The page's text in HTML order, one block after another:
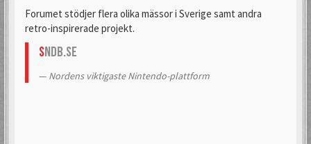
Forumet stödjer flera olika mässor i Sverige samt andra
retro-inspirerade projekt.
SNDB.se
Nordens viktigaste Nintendo-plattform